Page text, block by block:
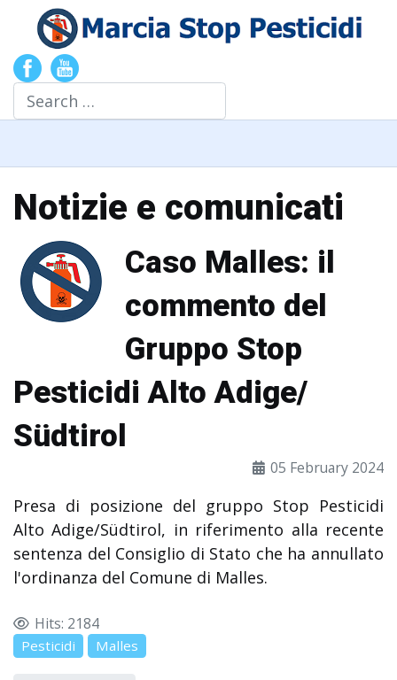
Search
Notizie e comunicati
Caso Malles: il
commento del
Gruppo Stop
Pesticidi Alto Adige/
Südtirol
05 February 2024
Presa di posizione del gruppo Stop Pesticidi
Alto Adige/Südtirol, in riferimento alla recente
sentenza del Consiglio di Stato che ha annullato
l'ordinanza del Comune di Malles.
Hits: 2184
Pesticidi Malles